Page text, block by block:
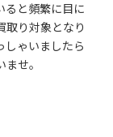
ると頻繁に目に
取り対象となり
しゃいましたら
せ。